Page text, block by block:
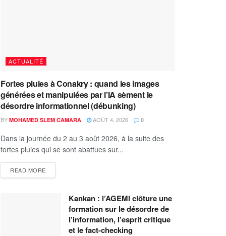
ACTUALITÉ
Fortes pluies à Conakry : quand les images
générées et manipulées par l’IA sèment le
désordre informationnel (débunking)
BY MOHAMED SLEM CAMARA AOÛT 4, 2026 0
Dans la journée du 2 au 3 août 2026, à la suite des
fortes pluies qui se sont abattues sur...
READ MORE
Kankan : l’AGEMI clôture une
formation sur le désordre de
l’information, l’esprit critique
et le fact-checking